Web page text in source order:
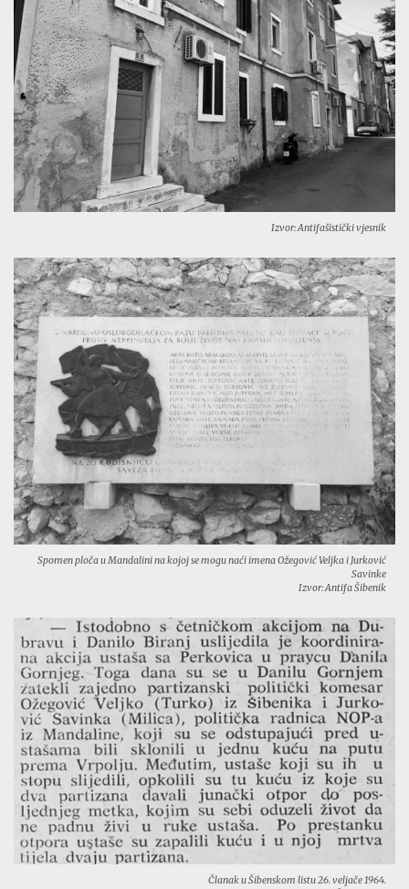
Izvor: Antifašistički vjesnik
Spomen ploča u Mandalini na kojoj se mogu naći imena Ožegović Veljka i Jurković
Savinke
Izvor: Antifa Šibenik
Članak u Šibenskom listu 26. veljače 1964.